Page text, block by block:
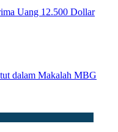
Uang 12.500 Dollar
dalam Makalah MBG